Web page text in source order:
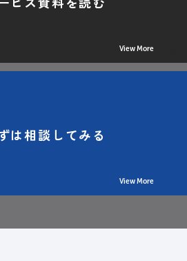
View More
は相談してみる
View More